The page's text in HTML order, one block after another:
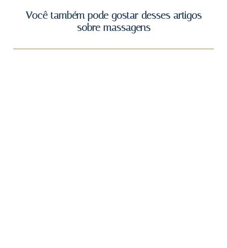
Você também pode gostar desses artigos
sobre massagens